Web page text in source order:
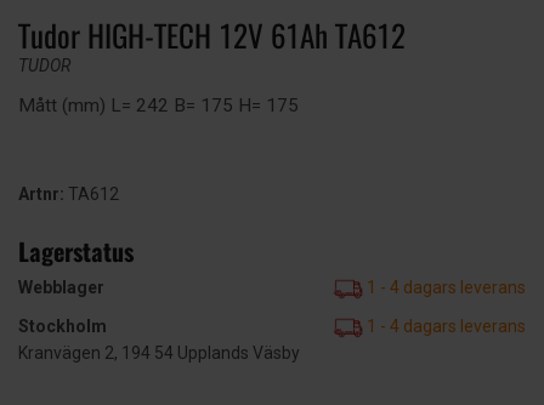
Tudor HIGH-TECH 12V 61Ah TA612
TUDOR
Mått (mm) L= 242 B= 175 H= 175
Artnr: TA612
Lagerstatus
Webblager
1 - 4 dagars leverans
Stockholm
1 - 4 dagars leverans
Kranvägen 2, 194 54 Upplands Väsby